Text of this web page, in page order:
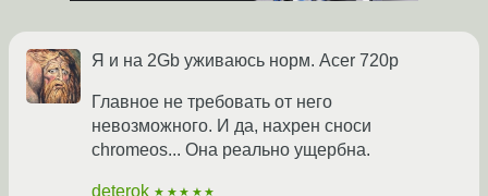
Я и на 2Gb уживаюсь норм. Acer 720p
Главное не требовать от него
невозможного. И да, нахрен сноси
chromeos... Она реально ущербна.
deterok ★★★★★